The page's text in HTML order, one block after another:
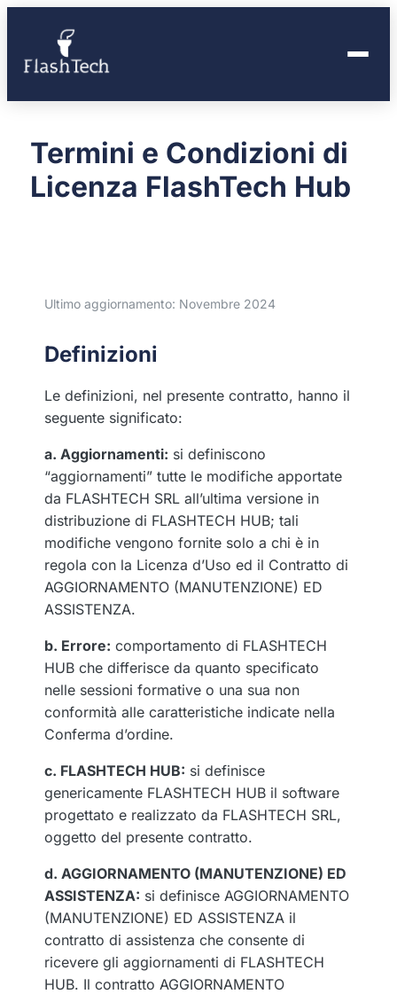
Termini e Condizioni di
Licenza FlashTech Hub
Ultimo aggiornamento: Novembre 2024
Definizioni
Le definizioni, nel presente contratto, hanno il
seguente significato:
a. Aggiornamenti: si definiscono
“aggiornamenti” tutte le modifiche apportate
da FLASHTECH SRL all’ultima versione in
distribuzione di FLASHTECH HUB; tali
modifiche vengono fornite solo a chi è in
regola con la Licenza d’Uso ed il Contratto di
AGGIORNAMENTO (MANUTENZIONE) ED
ASSISTENZA.
b. Errore: comportamento di FLASHTECH
HUB che differisce da quanto specificato
nelle sessioni formative o una sua non
conformità alle caratteristiche indicate nella
Conferma d’ordine.
c. FLASHTECH HUB: si definisce
genericamente FLASHTECH HUB il software
progettato e realizzato da FLASHTECH SRL,
oggetto del presente contratto.
d. AGGIORNAMENTO (MANUTENZIONE) ED
ASSISTENZA: si definisce AGGIORNAMENTO
(MANUTENZIONE) ED ASSISTENZA il
contratto di assistenza che consente di
ricevere gli aggiornamenti di FLASHTECH
HUB. Il contratto AGGIORNAMENTO